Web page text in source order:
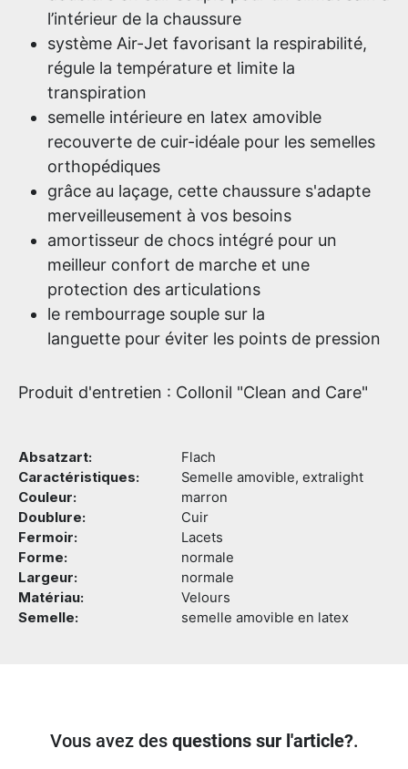
l’intérieur de la chaussure
système Air-Jet favorisant la respirabilité,
régule la température et limite la
transpiration
semelle intérieure en latex amovible
recouverte de cuir-idéale pour les semelles
orthopédiques
grâce au laçage, cette chaussure s'adapte
merveilleusement à vos besoins
amortisseur de chocs intégré pour un
meilleur confort de marche et une
protection des articulations
le rembourrage souple sur la
languette pour éviter les points de pression
Produit d'entretien : Collonil "Clean and Care"
Absatzart:
Flach
Caractéristiques:
Semelle amovible, extralight
Couleur:
marron
Doublure:
Cuir
Fermoir:
Lacets
Forme:
normale
Largeur:
normale
Matériau:
Velours
Semelle:
semelle amovible en latex
Vous avez des questions sur l'article?.